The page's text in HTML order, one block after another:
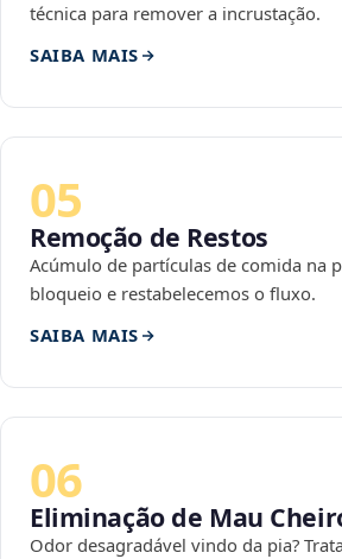
técnica para remover a incrustação.
SAIBA MAIS
05
Remoção de Restos
Acúmulo de partículas de comida na
bloqueio e restabelecemos o fluxo.
SAIBA MAIS
06
Eliminação de Mau
Odor desagradável vindo da pia?